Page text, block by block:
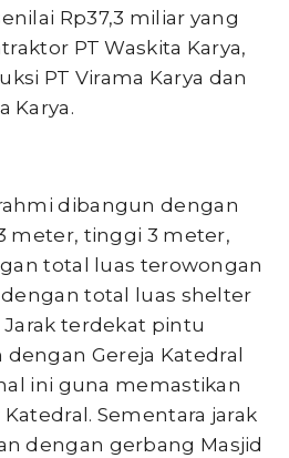
Rp37,3 miliar yang
PT Waskita Karya,
PT Virama Karya dan
Karya.
dibangun dengan
meter, tinggi 3 meter,
total luas terowongan
total luas shelter
terdekat pintu
Gereja Katedral
ini guna memastikan
Sementara jarak
dengan gerbang Masjid